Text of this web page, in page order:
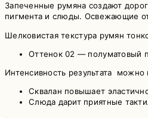
Запеченные румяна создают
пигмента и слюды. Освежающие
Шелковистая текстура румян
Оттенок 02 — полуматовый
Интенсивность результата можно
Сквалан повышает
Слюда дарит приятные